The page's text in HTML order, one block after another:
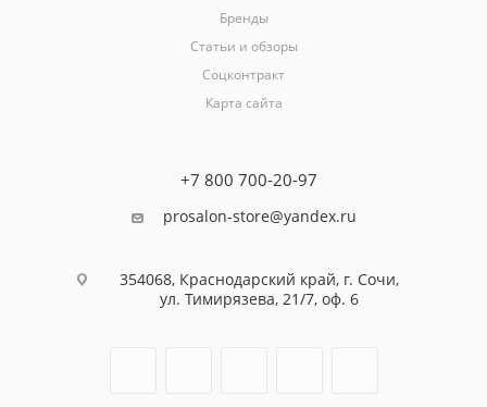
Бренды
Статьи и обзоры
Соцконтракт
Карта сайта
+7 800 700-20-97
prosalon-store@yandex.ru
354068, Краснодарский край, г. Сочи,
ул. Тимирязева, 21/7, оф. 6